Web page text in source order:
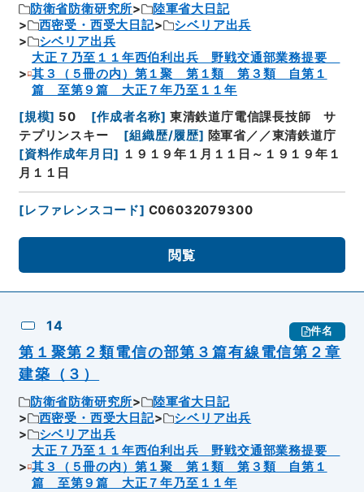
防衛省防衛研究所
陸軍省大日記
西密受・西受大日記
シベリア出兵
シベリア出兵
大正７乃至１１年西伯利出兵 野戦交通部業務提要
其３（５冊の内）第１聚 第１類 第３類 自第１
篇 至第９篇 大正７年乃至１１年
[規模] 50 [作成者名称] 東清鉄道庁電信課長技師 サ
テプリンスキー
[組織歴/履歴] 陸軍省／／東清鉄道庁
[資料作成年月日] １９１９年１月１１日～１９１９年１
月１１日
[レファレンスコード] C06032079300
閲覧
14 件名
第１聚第２類電信の部第３篇有線電信第２章
建築（３）
防衛省防衛研究所
陸軍省大日記
西密受・西受大日記
シベリア出兵
シベリア出兵
大正７乃至１１年西伯利出兵 野戦交通部業務提要
其３（５冊の内）第１聚 第１類 第３類 自第１
篇 至第９篇 大正７年乃至１１年